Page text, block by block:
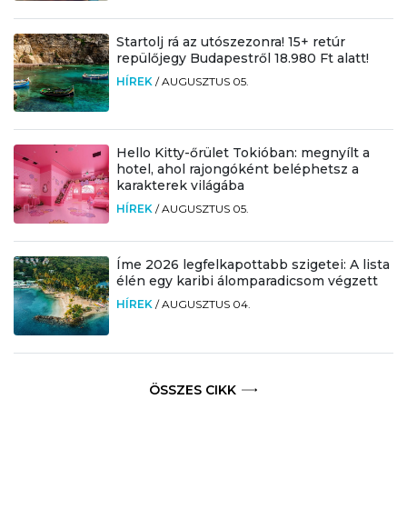
Startolj rá az utószezonra! 15+ retúr
repülőjegy Budapestről 18.980 Ft alatt!
HÍREK /AUGUSZTUS 05.
Hello Kitty-őrület Tokióban: megnyílt a
hotel, ahol rajongóként beléphetsz a
karakterek világába
HÍREK /AUGUSZTUS 05.
Íme 2026 legfelkapottabb szigetei: A lista
élén egy karibi álomparadicsom végzett
HÍREK /AUGUSZTUS 04.
ÖSSZES CIKK